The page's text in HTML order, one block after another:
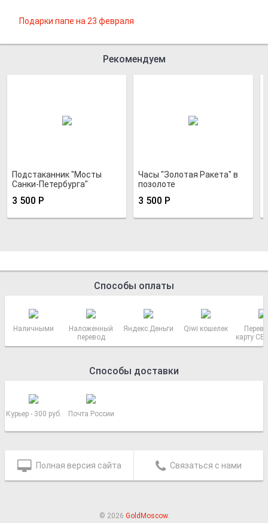
Подарки папе на 23 февраля
Рекомендуем
Подстаканник "Мосты
Санки-Петербурга"
3 500 Р
Часы "Золотая Ракета" в
позолоте
3 500 Р
Способы оплаты
Наличными
Наложенный
перевод
Яндекс.Деньги Qiwi кошелек
карту
Способы доставки
Курьер - 300 руб. Почта России
Полная версия сайта Связаться с нами
© 2026 GoldMoscow.